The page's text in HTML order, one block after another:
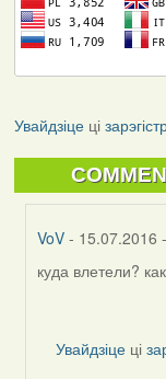
Увайдзіцеці
VoV - 15.07.2016
In
куда влетели?
Увайдзіце ці